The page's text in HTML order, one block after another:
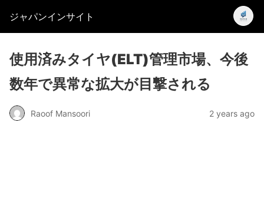
ジャパンインサイト
使用済みタイヤ(ELT)管理市場、今後
数年で異常な拡大が目撃される
Raoof Mansoori 2 years ago